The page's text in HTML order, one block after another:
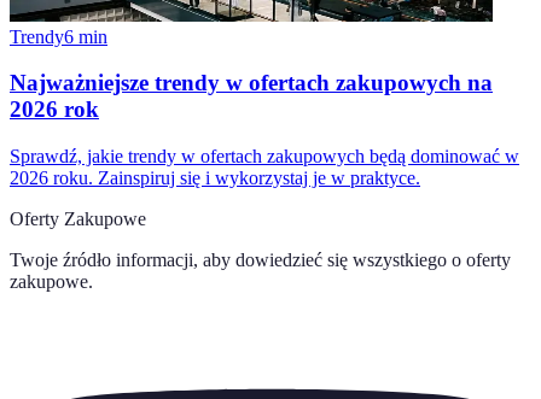
Trendy6 min
Najważniejsze trendy w ofertach zakupowych na
2026 rok
Sprawdź, jakie trendy w ofertach zakupowych będą dominować w
2026 roku. Zainspiruj się i wykorzystaj je w praktyce.
Oferty Zakupowe
Twoje źródło informacji, aby dowiedzieć się wszystkiego o oferty
zakupowe.